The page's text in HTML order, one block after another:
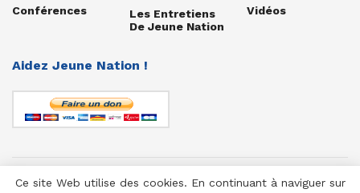
Conférences
Les Entretiens
De Jeune Nation
Vidéos
Aidez Jeune Nation !
Ce site Web utilise des cookies. En continuant à naviguer sur